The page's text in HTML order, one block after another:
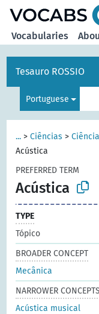
Vocabularies
Tesauro ROSSIO
Portuguese
... >Ciências >
Acústica
PREFERRED TERM
Acústica
TYPE
Tópico
BROADER CONCEPT
Mecânica
NARROWER CONCEPTS
Acústica musical